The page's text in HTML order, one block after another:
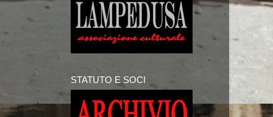
STATUTO E SOCI